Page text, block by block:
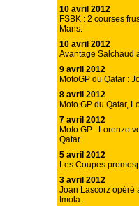
10 avril 2012
FSBK : 2 courses
Mans.
10 avril 2012
Avantage Salchaud
9 avril 2012
MotoGP du Qatar :
8 avril 2012
Moto GP du Qatar,
7 avril 2012
Moto GP : Lorenzo
Qatar.
5 avril 2012
Les Coupes
3 avril 2012
Joan Lascorz opéré
Imola.